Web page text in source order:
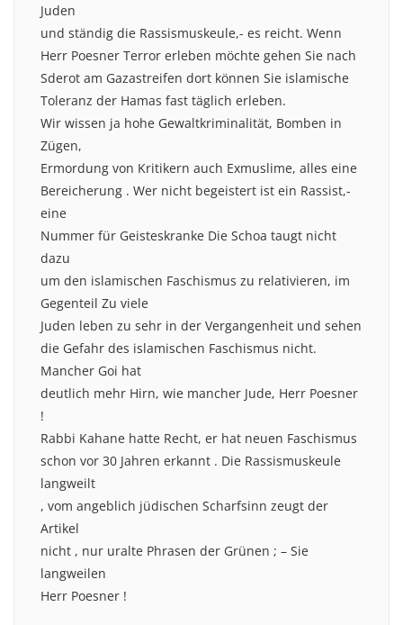
Juden
und ständig die Rassismuskeule,- es reicht. Wenn
Herr Poesner Terror erleben möchte gehen Sie nach
Sderot am Gazastreifen dort können Sie islamische
Toleranz der Hamas fast täglich erleben.
Wir wissen ja hohe Gewaltkriminalität, Bomben in
Zügen,
Ermordung von Kritikern auch Exmuslime, alles eine
Bereicherung . Wer nicht begeistert ist ein Rassist,-
eine
Nummer für Geisteskranke Die Schoa taugt nicht
dazu
um den islamischen Faschismus zu relativieren, im
Gegenteil Zu viele
Juden leben zu sehr in der Vergangenheit und sehen
die Gefahr des islamischen Faschismus nicht.
Mancher Goi hat
deutlich mehr Hirn, wie mancher Jude, Herr Poesner
!
Rabbi Kahane hatte Recht, er hat neuen Faschismus
schon vor 30 Jahren erkannt . Die Rassismuskeule
langweilt
, vom angeblich jüdischen Scharfsinn zeugt der
Artikel
nicht , nur uralte Phrasen der Grünen ; – Sie
langweilen
Herr Poesner !